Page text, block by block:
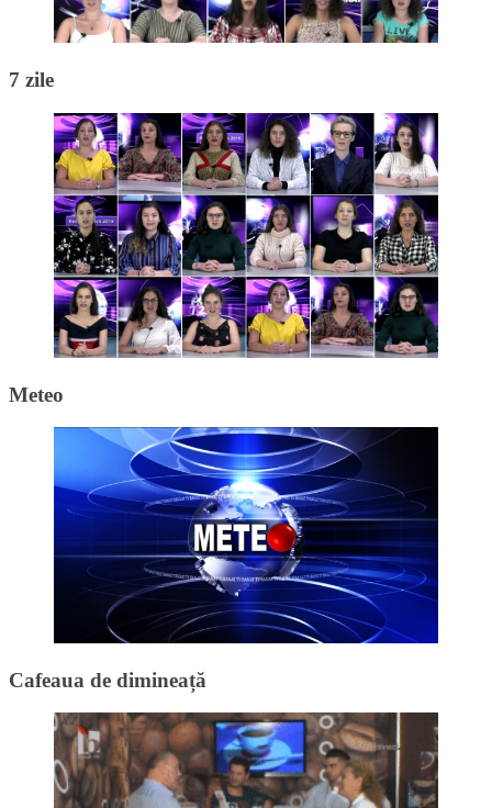
7 zile
Meteo
Cafeaua de dimineață